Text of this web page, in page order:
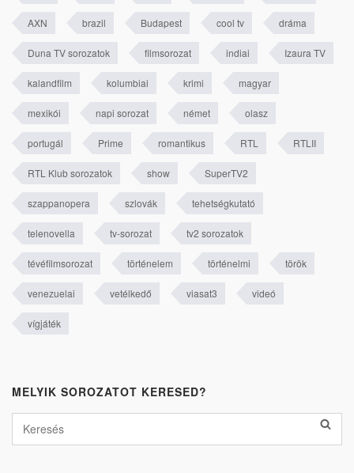
AXN brazil Budapest cool tv dráma
Duna TV sorozatok filmsorozat indiai Izaura TV
kalandfilm kolumbiai krimi magyar
mexikói napi sorozat német olasz
portugál Prime romantikus RTL RTLII
RTL Klub sorozatok show SuperTV2
szappanopera szlovák tehetségkutató
telenovella tv-sorozat tv2 sorozatok
tévéfilmsorozat történelem történelmi török
venezuelai vetélkedő viasat3 videó
vígjáték
MELYIK SOROZATOT KERESED?